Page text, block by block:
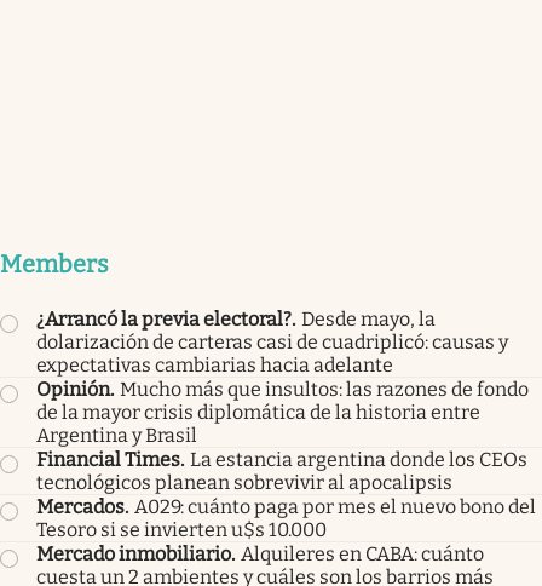
Members
¿Arrancó la previa electoral?. Desde mayo, la
dolarización de carteras casi de cuadriplicó: causas y
expectativas cambiarias hacia adelante
Opinión. Mucho más que insultos: las razones de fondo
de la mayor crisis diplomática de la historia entre
Argentina y Brasil
Financial Times. La estancia argentina donde los CEOs
tecnológicos planean sobrevivir al apocalipsis
Mercados. A029: cuánto paga por mes el nuevo bono del
Tesoro si se invierten u$s 10.000
Mercado inmobiliario. Alquileres en CABA: cuánto
cuesta un 2 ambientes y cuáles son los barrios más